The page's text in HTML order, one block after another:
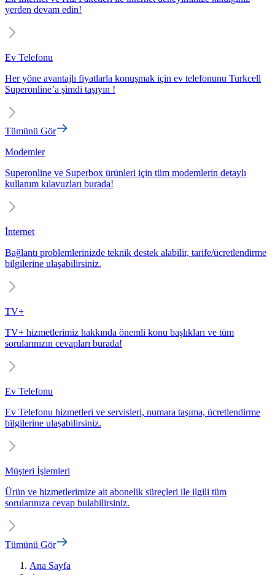
yerden devam edin!
Ev Telefonu
Her yöne avantajlı fiyatlarla konuşmak için ev telefonunu Turkcell
Superonline’a şimdi taşıyın !
Tümünü Gör
Modemler
Superonline ve Superbox ürünleri için tüm modemlerin detaylı
kullanım kılavuzları burada!
İnternet
Bağlantı problemlerinizde teknik destek alabilir, tarife/ücretlendirme
bilgilerine ulaşabilirsiniz.
TV+
TV+ hizmetlerimiz hakkında önemli konu başlıkları ve tüm
sorularınızın cevapları burada!
Ev Telefonu
Ev Telefonu hizmetleri ve servisleri, numara taşıma, ücretlendirme
bilgilerine ulaşabilirsiniz.
Müşteri İşlemleri
Ürün ve hizmetlerimize ait abonelik süreçleri ile ilgili tüm
sorularınıza cevap bulabilirsiniz.
Tümünü Gör
Ana Sayfa